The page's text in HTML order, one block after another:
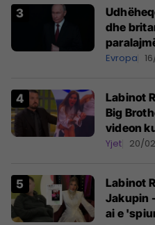
dhe
rrezikun
Evropa
Labinot
Big
videon
telefoni
Yjet 20/
Labinot
Jakupin
ai e